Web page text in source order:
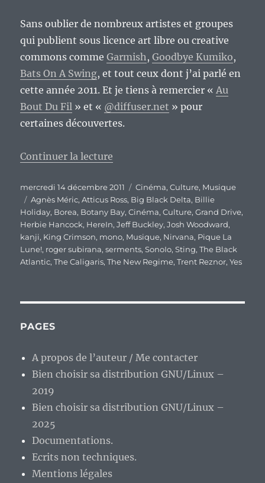
Sans oublier de nombreux artistes et groupes
qui publient sous licence art libre ou creative
commons commeGarmish,Goodbye Kumiko,
Bats On A Swing, et tout ceux dont j’ai parlé en
cette année 2011. Et je tiens à remercier «Au
Bout Du Fil » et « @diffuser.net » pour
certaines découvertes.
Continuer la lecture
Publié
le
mercredi 14 décembre 2011 Catégories
Cinéma,Culture, Musique
Étiquettes
Agnès Méric,Atticus Ross, Big Black Delta, Billie
Holiday, Borea, Botany Bay,Cinéma,Culture,Grand Drive,
Herbie Hancock, HereIn,Jeff Buckley,Josh Woodward,
kanji, King Crimson, mono, Musique, Nirvana, Pique La
Lune!, roger subirana,serments,SonoIo,Sting,The Black
Atlantic,The Caligaris,The New Regime,Trent Reznor,Yes
PAGES
A propos de l’auteur / Me contacter
Bien choisir sa distribution GNU/Linux –
2019
Bien choisir sa distribution GNU/Linux –
2025
Documentations.
Ecrits non techniques.
Mentions légales